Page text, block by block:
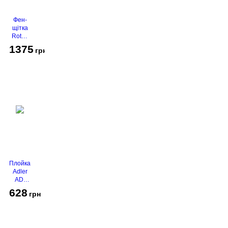
Фен-
щітка
Rotex
490-T
1375 грн
Плойка
Adler
AD-
628 грн